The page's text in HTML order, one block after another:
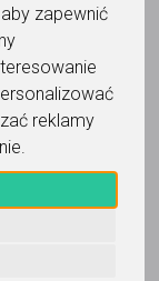
aby zapewnić
reklamy
.